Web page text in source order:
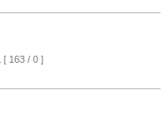
[ 163 / 0 ]